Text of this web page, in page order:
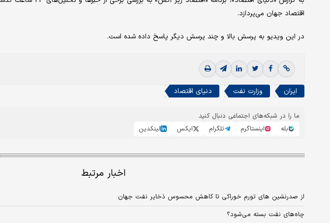
اقتصاد جهان می‌پردازد.
در این ویدیو به پرسش بالا و چند پرسش دیگر پاسخ داده شده است.
ایران وزارت نفت دنیای اقتصاد
ما را در شبکه‌های اجتماعی دنبال کنید
بله
اینستاگرم تلگرام ایکس لینکدین
اخبار مرتبط
از صدرنشین های تورم خوراکی تا کاهش محسوس ذخایر نفت جهان
چاه‌های نفت بسته می‌شود؟